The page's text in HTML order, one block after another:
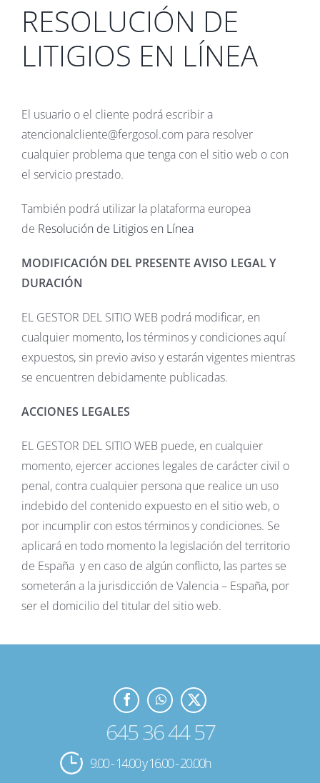
RESOLUCIÓN DE
LITIGIOS EN LÍNEA
El usuario o el cliente podrá escribir a
atencionalcliente@fergosol.com para resolver
cualquier problema que tenga con el sitio web o con
el servicio prestado.
También podrá utilizar la plataforma europea
de Resolución de Litigios en Línea
MODIFICACIÓN DEL PRESENTE AVISO LEGAL Y
DURACIÓN
EL GESTOR DEL SITIO WEB podrá modificar, en
cualquier momento, los términos y condiciones aquí
expuestos, sin previo aviso y estarán vigentes mientras
se encuentren debidamente publicadas.
ACCIONES LEGALES
EL GESTOR DEL SITIO WEB puede, en cualquier
momento, ejercer acciones legales de carácter civil o
penal, contra cualquier persona que realice un uso
indebido del contenido expuesto en el sitio web, o
por incumplir con estos términos y condiciones. Se
aplicará en todo momento la legislación del territorio
de España y en caso de algún conflicto, las partes se
someterán a la jurisdicción de Valencia – España, por
ser el domicilio del titular del sitio web.
645 36 44 57
9.00 - 14.00 y 16.00 - 20.00h